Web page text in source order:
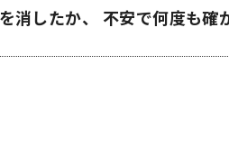
消したか、 不安で何度も確